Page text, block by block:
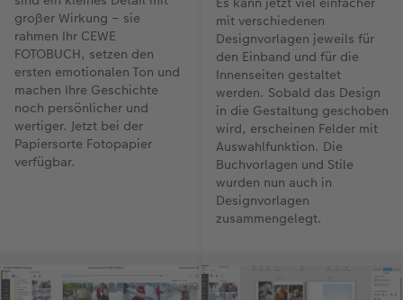
großer Wirkung – sie
rahmen Ihr CEWE
FOTOBUCH, setzen den
ersten emotionalen Ton und
machen Ihre Geschichte
noch persönlicher und
wertiger. Jetzt bei der
Papiersorte Fotopapier
verfügbar.
mit verschiedenen
Designvorlagen jeweils für
den Einband und für die
Innenseiten gestaltet
werden. Sobald das Design
in die Gestaltung geschoben
wird, erscheinen Felder mit
Auswahlfunktion. Die
Buchvorlagen und Stile
wurden nun auch in
Designvorlagen
zusammengelegt.